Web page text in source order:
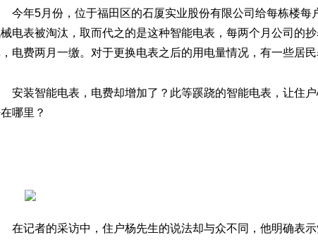
今年5月份，位于福田区的石厦实业股份有限公司给每栋楼
电表被淘汰，取而代之的是这种智能电表，每两个月公司的
电费两月一缴。对于更换电表之后的用电量情况，有一些居
安装智能电表，电费却增加了？此等蹊跷的智能电表，让住
哪里？
在记者的采访中，住户杨先生的说法却与众不同，他明确表示